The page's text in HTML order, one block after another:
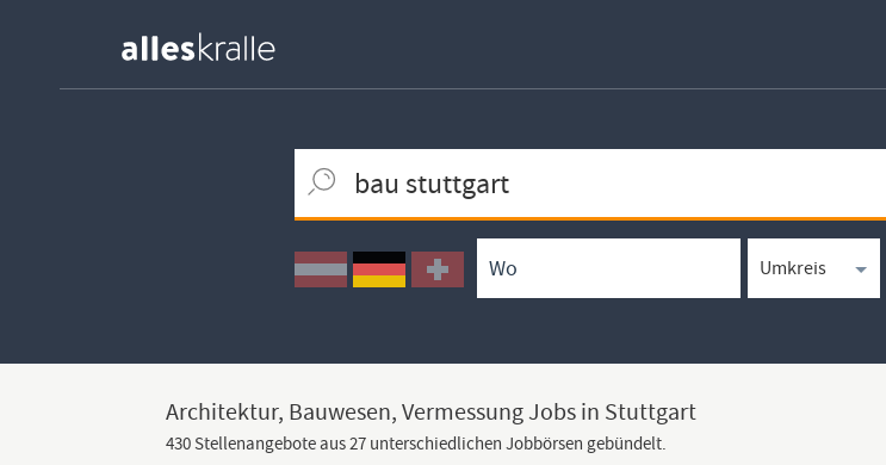
Ortssuche
Umkreissuche
Arbeitsform
Architektur, Bauwesen, Vermessung Jobs in Stuttgart
430 Stellenangebote aus 27 unterschiedlichen Jobbörsen gebündelt.